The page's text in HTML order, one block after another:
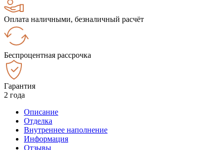
Оплата наличными, безналичный расчёт
Беспроцентная рассрочка
Гарантия
2 года
Описание
Отделка
Внутреннее наполнение
Информация
Отзывы